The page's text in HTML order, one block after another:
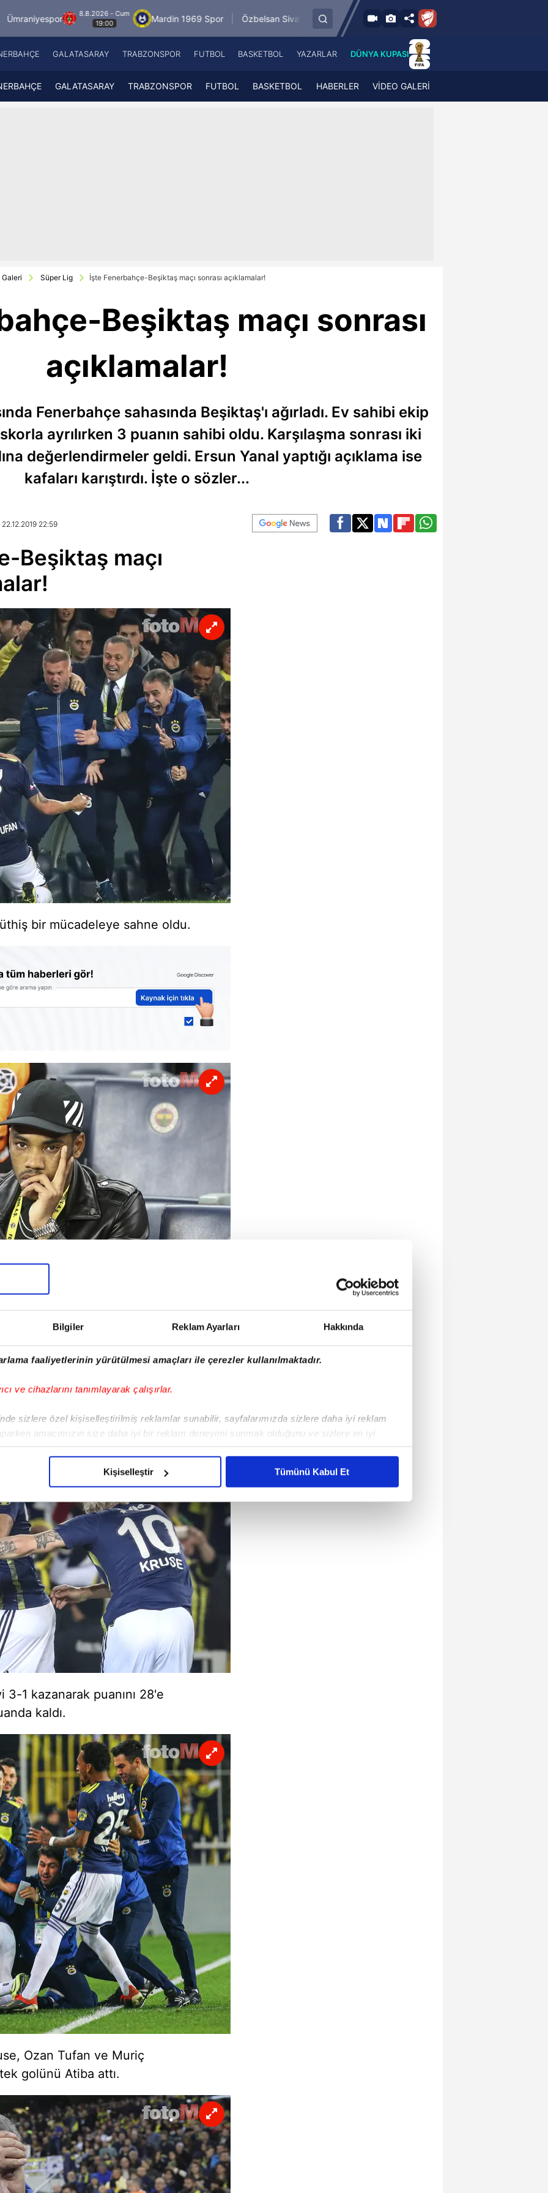
Bilgiler Reklam Ayarları Hakkında
faaliyetlerinin yürütülmesi amaçları ile çerezler kullanılmaktadır.
ve cihazlarını tanımlayarak çalışırlar.
sizlere özel kişiselleştirilmiş reklamlar sunabilir, sayfalarımızda sizlere daha iyi reklam
amacımızın size daha iyi bir reklam deneyimi sunmak olduğunu ve sizlere en iyi
gelen çabayı gösterdiğimizi ve bu noktada, reklamların maliyetlerimizi karşılamak
için İnternet Sitemizde kendimize ve üçüncü kişilere ait çerezler kullanılmaktadır. Bu
verileriniz işlenmekte olup gerekli olan çerezler bilgi toplumu hizmetlerinin sunulması
çerezler, sitemizin daha işlevsel kılınması ve kişiselleştirilmesi ve sizlere yönelik
amaçlarıyla sınırlı olarak açık rızanız dahilinde kullanılacaktır.
yer alan panel vasıtasıyla belirleyebilirsiniz. Çerezlere ilişkin detaylı bilgi için Ayarlar
Metnimizi ziyaret edebilirsiniz.
Kanunu uyarınca hazırlanmış Aydınlatma Metnimizi okumak ve sitemizde ilgili
çerezlerle ilgili bilgi almak için lütfentıklayınız.
Kişiselleştir Tümünü Kabul Et
8.8.2026 - Cum
19:00
Mardin 1969 Spor Özbelsan Sivasspor
8.8.2026 - Cum
Esenler Erokspor
Fenerbahçe
Galatasaray
A Spor
ATV
A Haber Radyo
A Spor Radyo
A News Radio
GALATASARAY TRABZONSPOR FUTBOL BASKETBOL YAZARLAR DÜNYA KUPASI
GALATASARAY TRABZONSPOR FUTBOL BASKETBOL HABERLER VİDEO GALERİ
Galeri Süper Lig İşte Fenerbahçe-Beşiktaş maçı sonrası açıklamalar!
Beşiktaş maçı sonrası
açıklamalar!
Fenerbahçe sahasında Beşiktaş'ı ağırladı. Ev sahibi ekip
ayrılırken 3 puanın sahibi oldu. Karşılaşma sonrası iki
değerlendirmeler geldi. Ersun Yanal yaptığı açıklama ise
kafaları karıştırdı. İşte o sözler...
22:59
Beşiktaş maçı
bir mücadeleye sahne oldu.
ve Beşiktaş Ülker
geldi.
1 kazanarak puanını 28'e
kaldı.
Ozan Tufan ve Muriç
golünü Atiba attı.